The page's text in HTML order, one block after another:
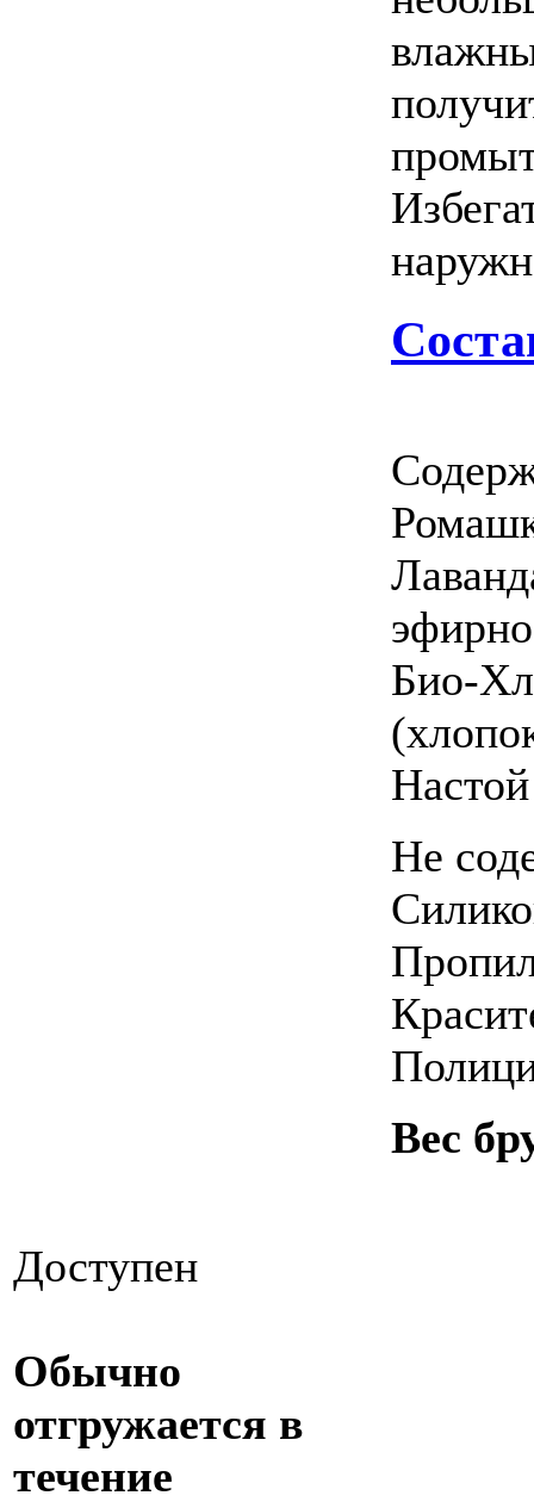
Био-
Не
Вес
Доступен
Обычно
отгружается в
течение